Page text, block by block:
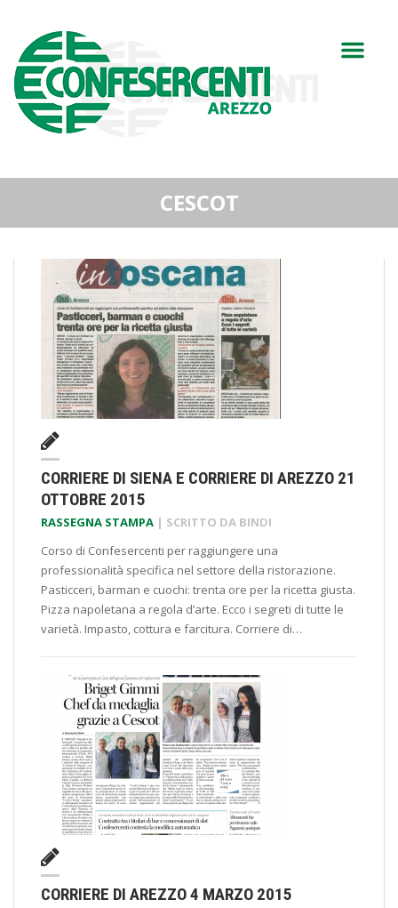
CESCOT
CORRIERE DI SIENA E CORRIERE DI AREZZO 21
OTTOBRE 2015
RASSEGNA STAMPA | SCRITTO DA BINDI
Corso di Confesercenti per raggiungere una
professionalità specifica nel settore della ristorazione.
Pasticceri, barman e cuochi: trenta ore per la ricetta giusta.
Pizza napoletana a regola d’arte. Ecco i segreti di tutte le
varietà. Impasto, cottura e farcitura. Corriere di…
CORRIERE DI AREZZO 4 MARZO 2015